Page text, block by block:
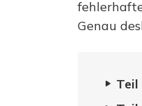
Genau
Teil